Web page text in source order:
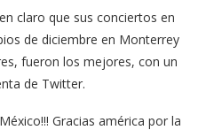
claro que sus conciertos en
de diciembre en Monterrey
fueron los mejores, con un
de Twitter.
Gracias américa por la